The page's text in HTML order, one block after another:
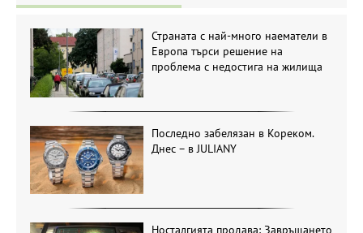
Страната с най-много наематели в
Европа търси решение на
проблема с недостига на жилища
Последно забелязан в Кореком.
Днес – в JULIANY
Носталгията продава: Завръщането